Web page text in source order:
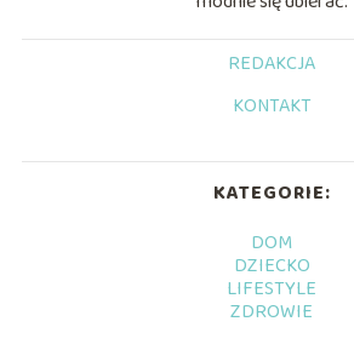
REDAKCJA
KONTAKT
KATEGORIE:
DOM
DZIECKO
LIFESTYLE
ZDROWIE